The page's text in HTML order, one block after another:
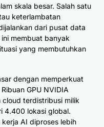
skala besar. Salah satu
keterlambatan
dari pusat data
membuat banyak
yang membutuhkan
dengan memperkuat
GPU NVIDIA
terdistribusi milik
4.400 lokasi global.
AI diproses lebih